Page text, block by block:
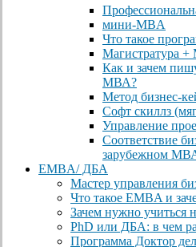
мини-MBA
Что такое
Магистратура +
Как и зачем
МВА?
Метод бизнес-
Софт скиллз
Управление
Соответствие
зарубежном
EMBA/ ДБA
Мастер управления
Что такое EMBA и
Зачем нужно учиться
PhD или ДБА: в чем
Программа Доктор